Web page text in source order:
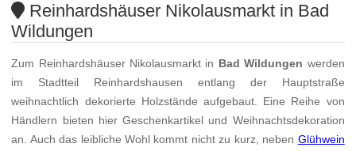
Reinhardshäuser Nikolausmarkt in Bad
Wildungen
Zum Reinhardshäuser Nikolausmarkt in Bad Wildungen werden
im Stadtteil Reinhardshausen entlang der Hauptstraße
weihnachtlich dekorierte Holzstände aufgebaut. Eine Reihe von
Händlern bieten hier Geschenkartikel und Weihnachtsdekoration
an. Auch das leibliche Wohl kommt nicht zu kurz, neben Glühwein